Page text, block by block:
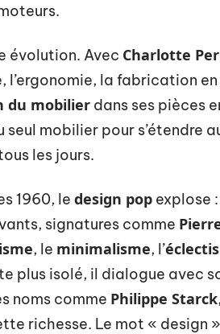
évolution. Avec Charlotte
l’ergonomie, la fabrication
du mobilier dans ses pièces
seul mobilier pour s’étendre
les jours.
1960, le design pop explose
signatures comme
, le minimalisme, l’
plus isolé, il dialogue avec
noms comme Philippe Starck,
richesse. Le mot « design